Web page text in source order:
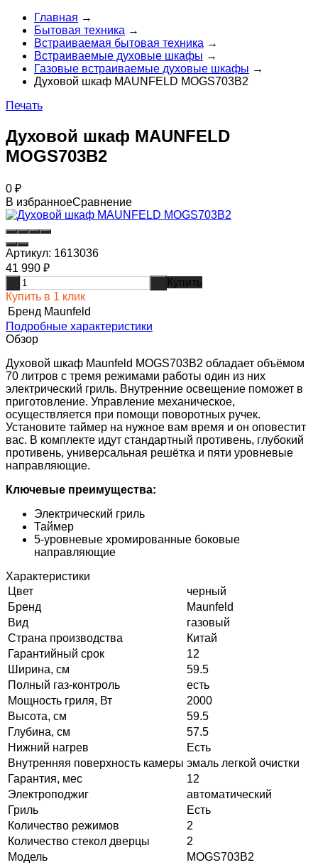
Главная →
Бытовая техника →
Встраиваемая бытовая техника →
Встраиваемые духовые шкафы →
Газовые встраиваемые духовые шкафы →
Духовой шкаф MAUNFELD MOGS703B2
Печать
Духовой шкаф MAUNFELD
MOGS703B2
0 ₽
В избранноеСравнение
Артикул: 1613036
41 990 ₽
Купить
Купить в 1 клик
Бренд Maunfeld
Подробные характеристики
Обзор
Духовой шкаф Maunfeld MOGS703B2 обладает объёмом
70 литров с тремя режимами работы один из них
электрический гриль. Внутренние освещение поможет в
приготовление. Управление механическое,
осуществляется при помощи поворотных ручек.
Установите таймер на нужное вам время и он оповестит
вас. В комплекте идут стандартный противень, глубокий
противень, универсальная решётка и пяти уровневые
направляющие.
Ключевые преимущества:
Электрический гриль
Таймер
5-уровневые хромированные боковые
направляющие
Характеристики
Цвет
черный
Бренд
Maunfeld
Вид
газовый
Страна производства
Китай
Гарантийный срок
12
Ширина, см
59.5
Полный газ-контроль
есть
Мощность гриля, Вт
2000
Высота, см
59.5
Глубина, см
57.5
Нижний нагрев
Есть
Внутренняя поверхность камеры эмаль легкой очистки
Гарантия, мес
12
Электроподжиг
автоматический
Гриль
Есть
Количество режимов
2
Количество стекол дверцы
2
Модель
MOGS703B2